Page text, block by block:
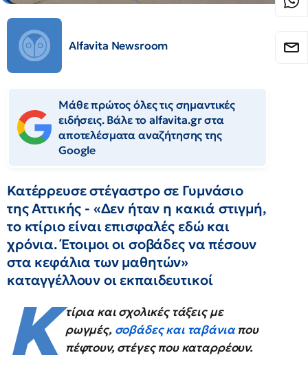
Alfavita Newsroom
Μάθε πρώτος όλες τις σημαντικές
ειδήσεις. Βάλε το alfavita.gr στα
αποτελέσματα αναζήτησης της
Google
Κατέρρευσε στέγαστρο σε Γυμνάσιο
της Αττικής - «Δεν ήταν η κακιά στιγμή,
το κτίριο είναι επισφαλές εδώ και
χρόνια. Έτοιμοι οι σοβάδες να πέσουν
στα κεφάλια των μαθητών»
καταγγέλλουν οι εκπαιδευτικοί
Κ τίρια και σχολικές τάξεις με
ρωγμές, σοβάδες και ταβάνιαπου
πέφτουν, στέγες που καταρρέουν.